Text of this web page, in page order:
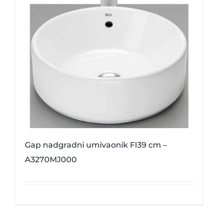
Gap nadgradni umivaonik FI39 cm –
A3270MJ000